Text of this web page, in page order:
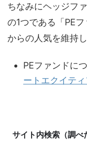
ちなみにヘッジフ
の1つである「PE
からの人気を維持し
PEファンドに
ートエクイテ
サイト内検索（調べ